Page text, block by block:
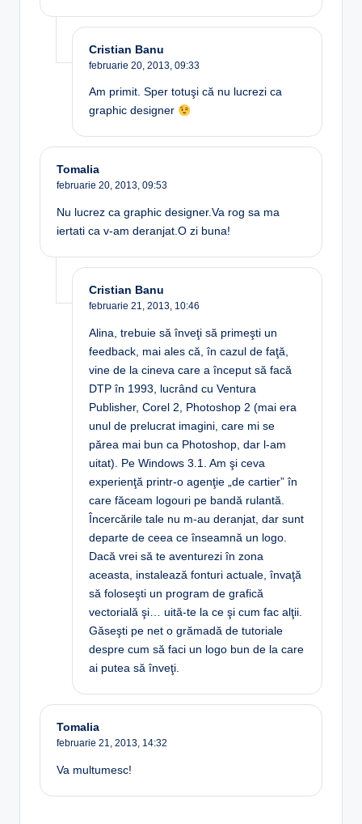
Cristian Banu
februarie 20, 2013, 09:33
Am primit. Sper totuşi că nu lucrezi ca
graphic designer
Tomalia
februarie 20, 2013, 09:53
Nu lucrez ca graphic designer.Va rog sa ma
iertati ca v-am deranjat.O zi buna!
Cristian Banu
februarie 21, 2013, 10:46
Alina, trebuie să înveţi să primeşti un
feedback, mai ales că, în cazul de faţă,
vine de la cineva care a început să facă
DTP în 1993, lucrând cu Ventura
Publisher, Corel 2, Photoshop 2 (mai era
unul de prelucrat imagini, care mi se
părea mai bun ca Photoshop, dar l-am
uitat). Pe Windows 3.1. Am şi ceva
experienţă printr-o agenţie „de cartier” în
care făceam logouri pe bandă rulantă.
Încercările tale nu m-au deranjat, dar sunt
departe de ceea ce înseamnă un logo.
Dacă vrei să te aventurezi în zona
aceasta, instalează fonturi actuale, învaţă
să foloseşti un program de grafică
vectorială şi… uită-te la ce şi cum fac alţii.
Găseşti pe net o grămadă de tutoriale
despre cum să faci un logo bun de la care
ai putea să înveţi.
Tomalia
februarie 21, 2013, 14:32
Va multumesc!